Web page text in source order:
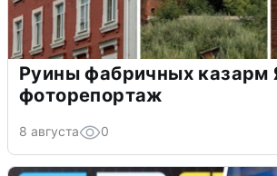
Руины фабричных казарм
фоторепортаж
8 августа 0